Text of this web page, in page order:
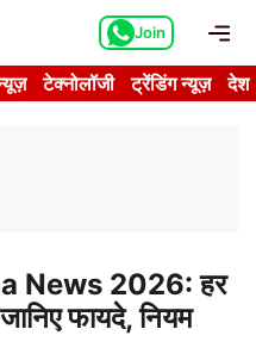
Join
टेक्नोलॉजी ट्रेंडिंग न्यूज़ देश
News 2026: हर
फायदे, नियम